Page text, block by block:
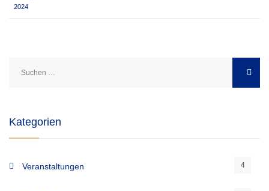
2024
nach:
Kategorien
Veranstaltungen 4